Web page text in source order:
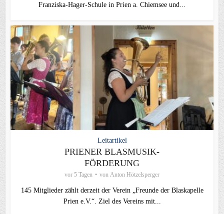
Franziska-Hager-Schule in Prien a. Chiemsee und...
Leitartikel
PRIENER BLASMUSIK-
FÖRDERUNG
vor 5 Tagen von Anton Hötzelsperger
145 Mitglieder zählt derzeit der Verein „Freunde der Blaskapelle
Prien e.V.“. Ziel des Vereins mit...